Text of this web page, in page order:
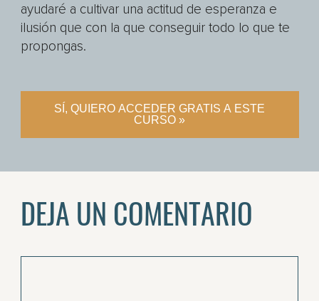
ayudaré a cultivar una actitud de esperanza e
ilusión que con la que conseguir todo lo que te
propongas.
SÍ, QUIERO ACCEDER GRATIS A ESTE
CURSO »
DEJA UN COMENTARIO